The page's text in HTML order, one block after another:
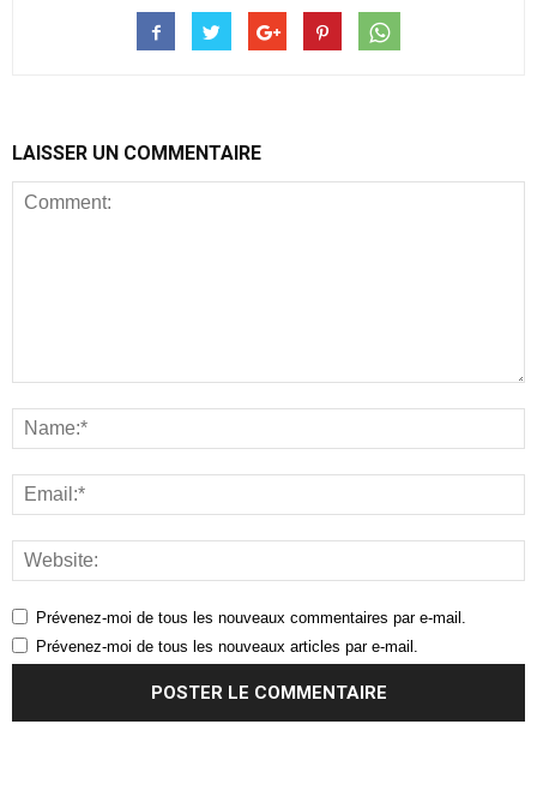
LAISSER UN COMMENTAIRE
Prévenez-moi de tous les nouveaux commentaires par e-mail.
Prévenez-moi de tous les nouveaux articles par e-mail.